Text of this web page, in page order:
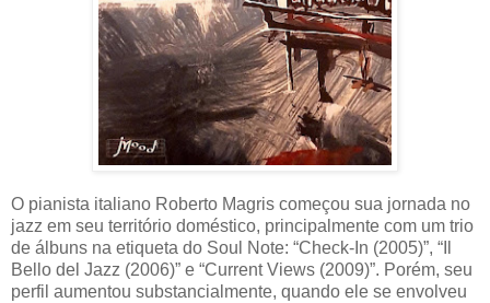
O pianista italiano Roberto Magris começou sua jornada no
jazz em seu território doméstico, principalmente com um trio
de álbuns na etiqueta do Soul Note: “Check-In (2005)”, “Il
Bello del Jazz (2006)” e “Current Views (2009)”. Porém, seu
perfil aumentou substancialmente, quando ele se envolveu